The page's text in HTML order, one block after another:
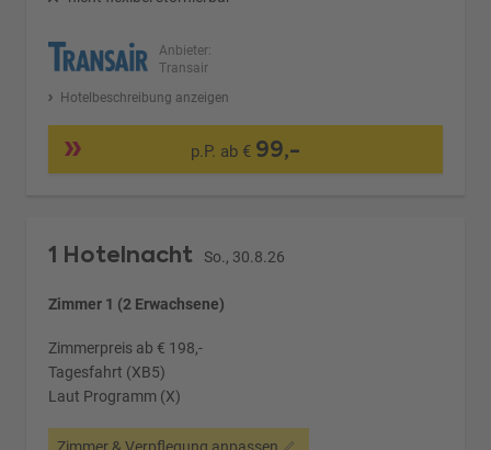
Anbieter:
Transair
Hotelbeschreibung anzeigen
p.P. ab € 99,-
1 Hotelnacht So., 30.8.26
Zimmer 1 (2 Erwachsene)
Zimmerpreis ab € 198,-
Tagesfahrt (XB5)
Laut Programm (X)